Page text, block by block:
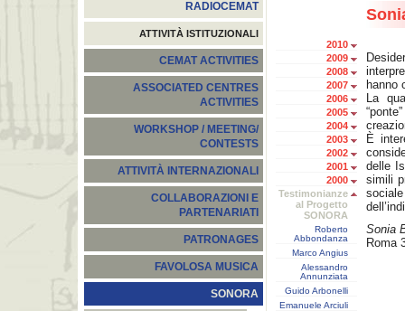
RADIOCEMAT
ATTIVITÀ ISTITUZIONALI
CEMAT ACTIVITIES
ASSOCIATED CENTRES
ACTIVITIES
WORKSHOP / MEETING/
CONTESTS
ATTIVITÀ INTERNAZIONALI
COLLABORAZIONI E
PARTENARIATI
PATRONAGES
FAVOLOSA MUSICA
SONORA
2010
2009
2008
2007
2006
2005
2004
2003
2002
2001
2000
Testimonianze
al Progetto
SONORA
Roberto
Abbondanza
Marco Angius
Alessandro
Annunziata
Guido Arbonelli
Emanuele Arciuli
hanno
La
È
delle
simili
Sonia
Roma